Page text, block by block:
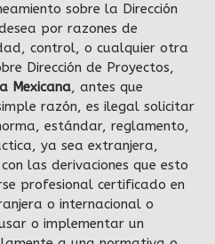
sobre la Dirección
por razones de
control, o cualquier otra
Dirección de Proyectos,
Mexicana, antes que
razón, es ilegal solicitar
estándar, reglamento,
ya sea extranjera,
las derivaciones que esto
profesional certificado en
o internacional o
o implementar un